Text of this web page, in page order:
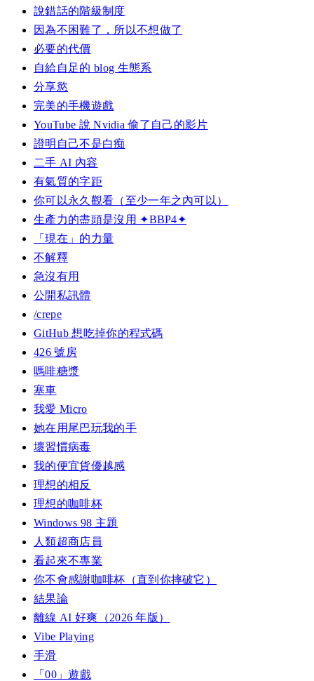
說錯話的階級制度
因為不困難了，所以不想做了
必要的代價
自給自足的 blog 生態系
分享慾
完美的手機遊戲
YouTube 說 Nvidia 偷了自己的影片
證明自己不是白痴
二手 AI 內容
有氣質的字距
你可以永久觀看（至少一年之內可以）
生產力的盡頭是沒用 ✦BBP4✦
「現在」的力量
不解釋
急沒有用
公開私訊體
/crepe
GitHub 想吃掉你的程式碼
426 號房
嗎啡糖漿
塞車
我愛 Micro
她在用尾巴玩我的手
壞習慣病毒
我的便宜貨優越感
理想的相反
理想的咖啡杯
Windows 98 主題
人類超商店員
看起來不專業
你不會感謝咖啡杯（直到你摔破它）
結果論
離線 AI 好爽（2026 年版）
Vibe Playing
手滑
「00」遊戲